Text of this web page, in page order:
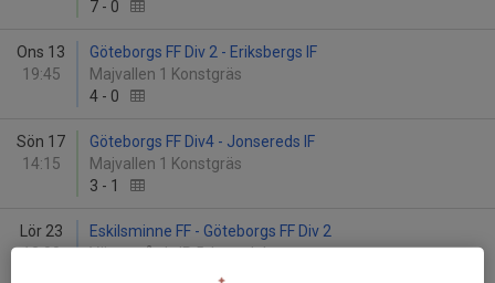
7 - 0
Ons 13
19:45
Göteborgs FF Div 2 - Eriksbergs IF
Majvallen 1 Konstgräs
4 - 0
Sön 17
14:15
Göteborgs FF Div4 - Jonsereds IF
Majvallen 1 Konstgräs
3 - 1
Lör 23
13:00
Eskilsminne FF - Göteborgs FF Div 2
Västergårds IP 5, huvudplan